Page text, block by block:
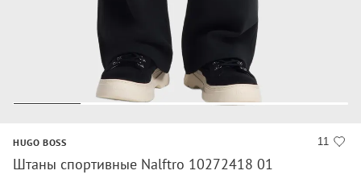
11
HUGO BOSS
Штаны спортивные Nalftro 10272418 01